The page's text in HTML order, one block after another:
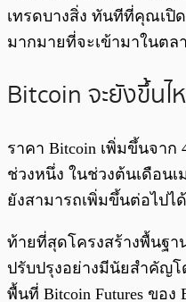
เทรดบางสิ่ง ทันทีที่คุณเปิ
มากมายที่จะเข้ามาในตล
Bitcoin จะยังขึ้นไ
ราคา Bitcoin เพิ่มขึ้นจาก
ช่วงหนึ่ง ในช่วงต้นเดือน
ยังสามารถเพิ่มขึ้นต่อไปได้
ท้ายที่สุดโครงสร้างพื้นฐา
ปรับปรุงอย่างมีนัยสำคัญ
พื้นที่ Bitcoin Futures ของ